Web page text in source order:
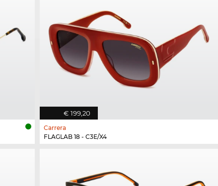
€ 199,20
Carrera
FLAGLAB 18 - C3E/X4